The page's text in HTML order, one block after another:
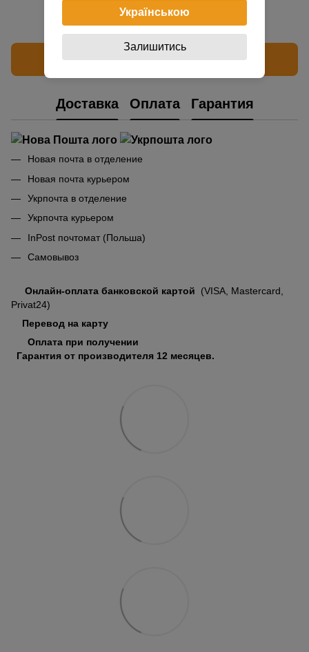
Добавьте первый отзыв
Написать отзыв
Доставка Оплата Гарантия
Новая почта в отделение
Новая почта курьером
Укрпочта в отделение
Укрпочта курьером
InPost почтомат (Польша)
Самовывоз
Онлайн-оплата банковской картой
(VISA, Mastercard,
Privat24)
Перевод на карту
Оплата при получении
Гарантия от производителя 12 месяцев.
Українською
Залишитись